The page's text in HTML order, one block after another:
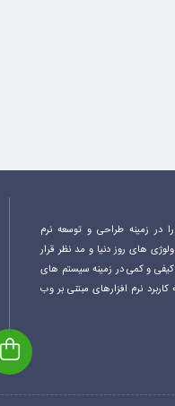
1390 فعالیت خود را در زمینه طراحی و توسعه نرم
های روز دنیا و مد نظر قرار
و کمی در زمینه سیستم های
نرم افزارهای مبتنی بر وب